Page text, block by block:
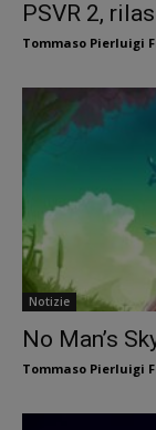
PSVR 2,
Tommaso Pierluigi
Notizie
No Man’s
Tommaso Pierluigi